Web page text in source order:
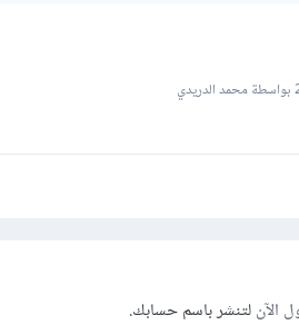
بواسطة محمد الدريدي
الآنلتنشر باسم حسابك.